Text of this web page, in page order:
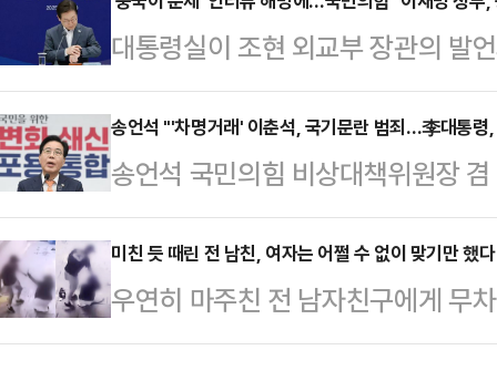
혐의로 체포됐다.윤씨는 경찰 조사
편이 흉기로 위협해 거실에 있던 양
한 우발적…
인 요새와 어울리지 않는다는 이유
는 이 조각상은 코펜하겐 해변의 바
는 달리 가슴 부분이 강조돼 있어
리티켄의 미술 평론가 마티아스 크
라고 지적했다.성직자 …
대통령실이 조현 외교부 장관의 발
을 보이자 해명에 나선 가운데, 국
재명 정부는 도대체 무엇이 그렇게
냐"라고 일침을 가했다.곽규택 수
지극히 상식적인 발언에 발끈하는
것은 이재명 정부의 태도"라고 지
북아에서 중국은 이웃 국가들에 다
위협하지 않도록 미국·…
송언석 "'차명거래' 이춘석, 국기문란 범죄…李대통령
송언석 국민의힘 비상대책위원장
불어민주당에서 탈당하고 법제사
사건이 '중대한 국기문란 범죄'에
조사를 요구했다.송언석 비대위원
를 열어 "이춘석 의원이 법사위원
미친 듯 때린 전 남친, 여자는 어쩔 수 없이 맞기만 했다
우연히 마주친 전 남자친구에게 무
이유에 대해 밝혔다.20대 여성 A씨